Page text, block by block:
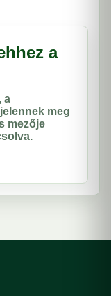
a
a
meg
mezője